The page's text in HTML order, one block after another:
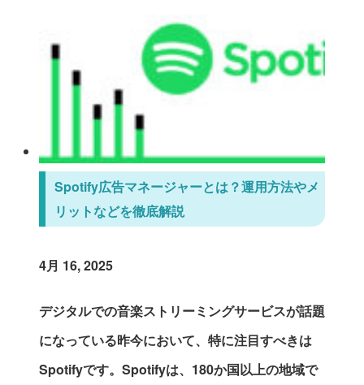
Spotify広告マネージャーとは？運用方法やメ
リットなどを徹底解説
4月 16, 2025
デジタルでの音楽ストリーミングサービスが話題
になっている昨今において、特に注目すべきは
Spotifyです。Spotifyは、180か国以上の地域で